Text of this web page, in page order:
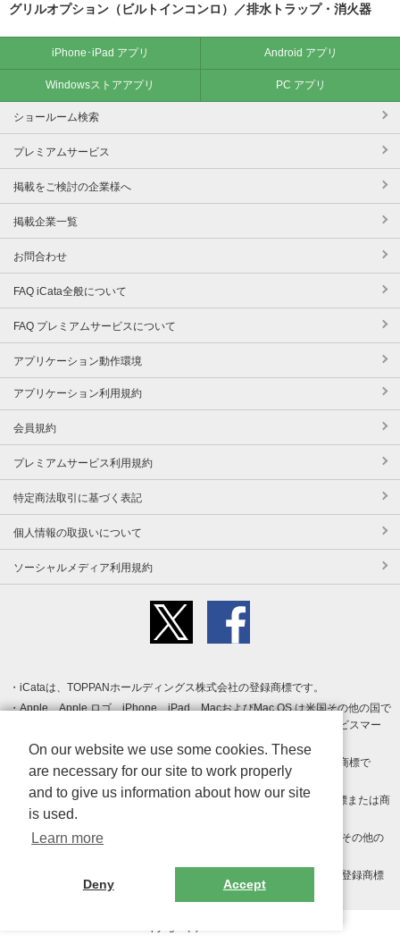
グリルオプション（ビルトインコンロ）／排水トラップ・消火器
iPhone･iPad アプリ Android アプリ
Windowsストアアプリ PC アプリ
ショールーム検索
プレミアムサービス
掲載をご検討の企業様へ
掲載企業一覧
お問合わせ
FAQ iCata全般について
FAQ プレミアムサービスについて
アプリケーション動作環境
アプリケーション利用規約
会員規約
プレミアムサービス利用規約
特定商法取引に基づく表記
個人情報の取扱いについて
ソーシャルメディア利用規約
iCataは、TOPPANホールディングス株式会社の登録商標です。
Apple、Apple ロゴ、iPhone、iPad、MacおよびMac OS は米国その他の国で
登録された Apple Inc. の商標です。App Store は Apple Inc. のサービスマー
クです。
Android、Google Play および Google Play ロゴ は Google LLC の商標で
す。
Windows は Microsoft Inc.の米国およびその他の国における登録商標または商
標です。
Adobe、Adobe Reader、Adobe PDF は、Adobe Inc.の米国およびその他の
その他、記載されている会社名、商品名、ロゴは各社の商標または登録商標
On our website we use some cookies. These
are necessary for our site to work properly
and to give us information about how our site
is used.
Learn more
Deny Accept